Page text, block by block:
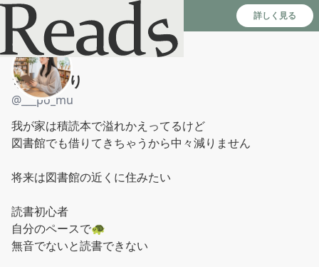
Reads - 読書のSNS＆記録アプリ 詳しく見る
ちゃんまり
@ ___po_mu
我が家は積読本で溢れかえってるけど
図書館でも借りてきちゃうから中々減りません
将来は図書館の近くに住みたい
読書初心者
自分のペースで🐢
無音でないと読書できない